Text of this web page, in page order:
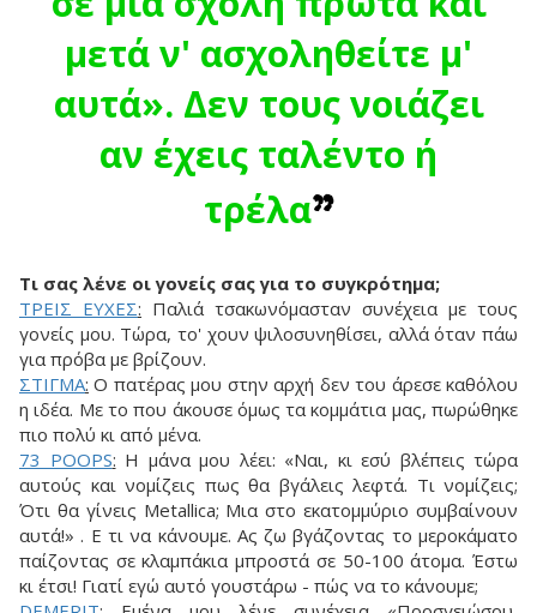
μετά ν' ασχοληθείτε μ'
αυτά». Δεν τους νοιάζει
αν έχεις ταλέντο ή
τρέλα”
Τι σας λένε οι γονείς σας για το συγκρότημα;
ΤΡΕΙΣ ΕΥΧΕΣ: Παλιά τσακωνόμασταν συνέχεια με τους
γονείς μου. Τώρα, το' χουν ψιλοσυνηθίσει, αλλά όταν πάω
για πρόβα με βρίζουν.
ΣTIΓMA: Ο πατέρας μου στην αρχή δεν του άρεσε καθόλου
η ιδέα. Με το που άκουσε όμως τα κομμάτια μας, πωρώθηκε
πιο πολύ κι από μένα.
73 POOPS: Η μάνα μου λέει: «Ναι, κι εσύ βλέπεις τώρα
αυτούς και νομίζεις πως θα βγάλεις λεφτά. Τι νομίζεις;
Ότι θα γίνεις Metallica; Μια στο εκατομμύριο συμβαίνουν
αυτά!» . Ε τι να κάνουμε. Ας ζω βγάζοντας το μεροκάματο
παίζοντας σε κλαμπάκια μπροστά σε 50-100 άτομα. Έστω
κι έτσι! Γιατί εγώ αυτό γουστάρω - πώς να το κάνουμε;